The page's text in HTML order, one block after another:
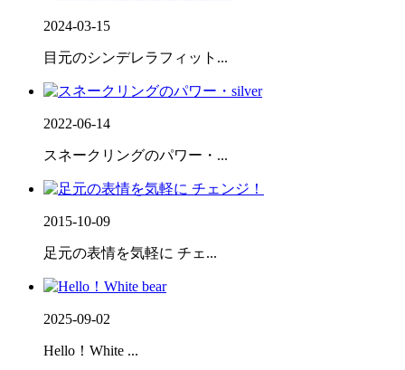
2024-03-15
目元のシンデレラフィット...
2022-06-14
スネークリングのパワー・...
2015-10-09
足元の表情を気軽に チェ...
2025-09-02
Hello！White ...